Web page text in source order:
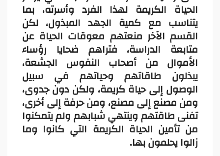
الحياة الكريمة لهذا الفرد وأسرته، بما
يتناسب مع كمية الجهد المبذول، لكن
القسم الآخر منعتهم معوقات الحياة عن
متابعة الدراسة، فتراهم ضحايا رؤساء
الأموال من أصحاب النفوس الجشعة،
يبذلون طاقاتهم وحياتهم في سبيل
الوصول إلى حياة كريمة، ولكن دون جدوى،
ومن مصنع إلى مصنع، ومن حرفة إلى أخرى،
تفنى طاقتهم وينتهي شبابهم ولم يتمكنوا
من تأمين الحياة الكريمة التي كانوا وما
زالوا يحلمون بها.